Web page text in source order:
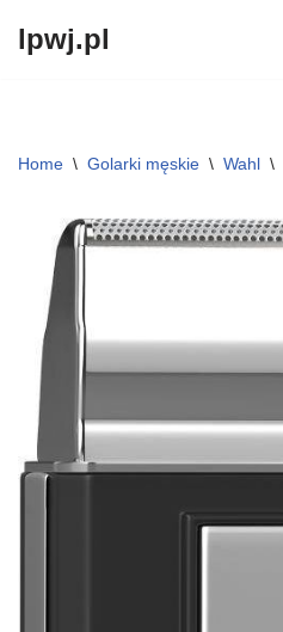
lpwj.pl
Home \ Golarki męskie \ Wahl \